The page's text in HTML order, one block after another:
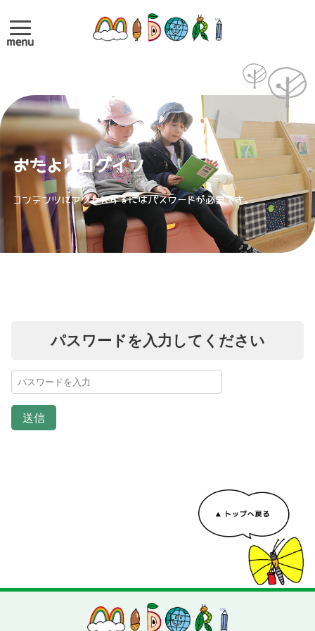
menu
おたよりログイン
コンテンツにアクセスするにはパスワードが必要です。
パスワードを入力してください
送信